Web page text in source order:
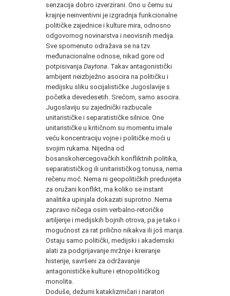
senzacija dobro izverzirani. Ono u čemu su
krajnje neinventivni je izgradnja funkcionalne
političke zajednice i kulture mira, odnosno
odgovornog novinarstva i neovisnih medija.
Sve spomenuto odražava se na tzv.
međunacionalne odnose, nikad gore od
potpisivanja Daytona . Takav antagonistički
ambijent neizbježno asocira na političku i
medijsku sliku socijalističke Jugoslavije s
početka devedesetih. Srećom, samo asocira.
Jugoslaviju su zajednički razbucale
unitarističke i separatističke silnice. One
unitarističke u kritičnom su momentu imale
veću koncentraciju vojne i političke moći u
svojim rukama. Nijedna od
bosanskohercegovačkih konfliktnih politika,
separatističkog ili unitarističkog tonusa, nema
rečenu moć. Nema ni geopolitičkih preduvjeta
za oružani konflikt, ma koliko se instant
analitika upinjala dokazati suprotno. Nema
zapravo ničega osim verbalno-retoričke
artiljerije i medijskih bojnih otrova, pa je tako i
mogućnost za rat prilično nikakva ili još manja.
Ostaju samo politički, medijski i akademski
alati za podgrijavanje mržnje i kreiranje
histerije, savršeni za održavanje
antagonističke kulture i etnopolitičkog
monolita.
Doduše, dežurni kataklizmičari i naratori